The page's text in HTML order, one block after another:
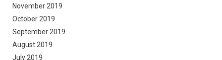
November 2019
October 2019
September 2019
August 2019
July 2019